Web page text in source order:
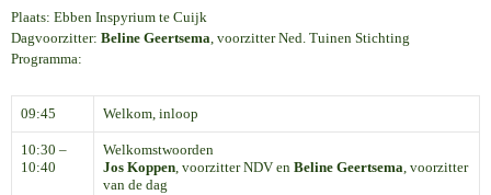
Plaats: Ebben Inspyrium te Cuijk
Dagvoorzitter: Beline Geertsema, voorzitter Ned. Tuinen Stichting
Programma:
09:45 Welkom, inloop
10:30 –
10:40
Welkomstwoorden
Jos Koppen, voorzitter NDV en Beline Geertsema, voorzitter
van de dag